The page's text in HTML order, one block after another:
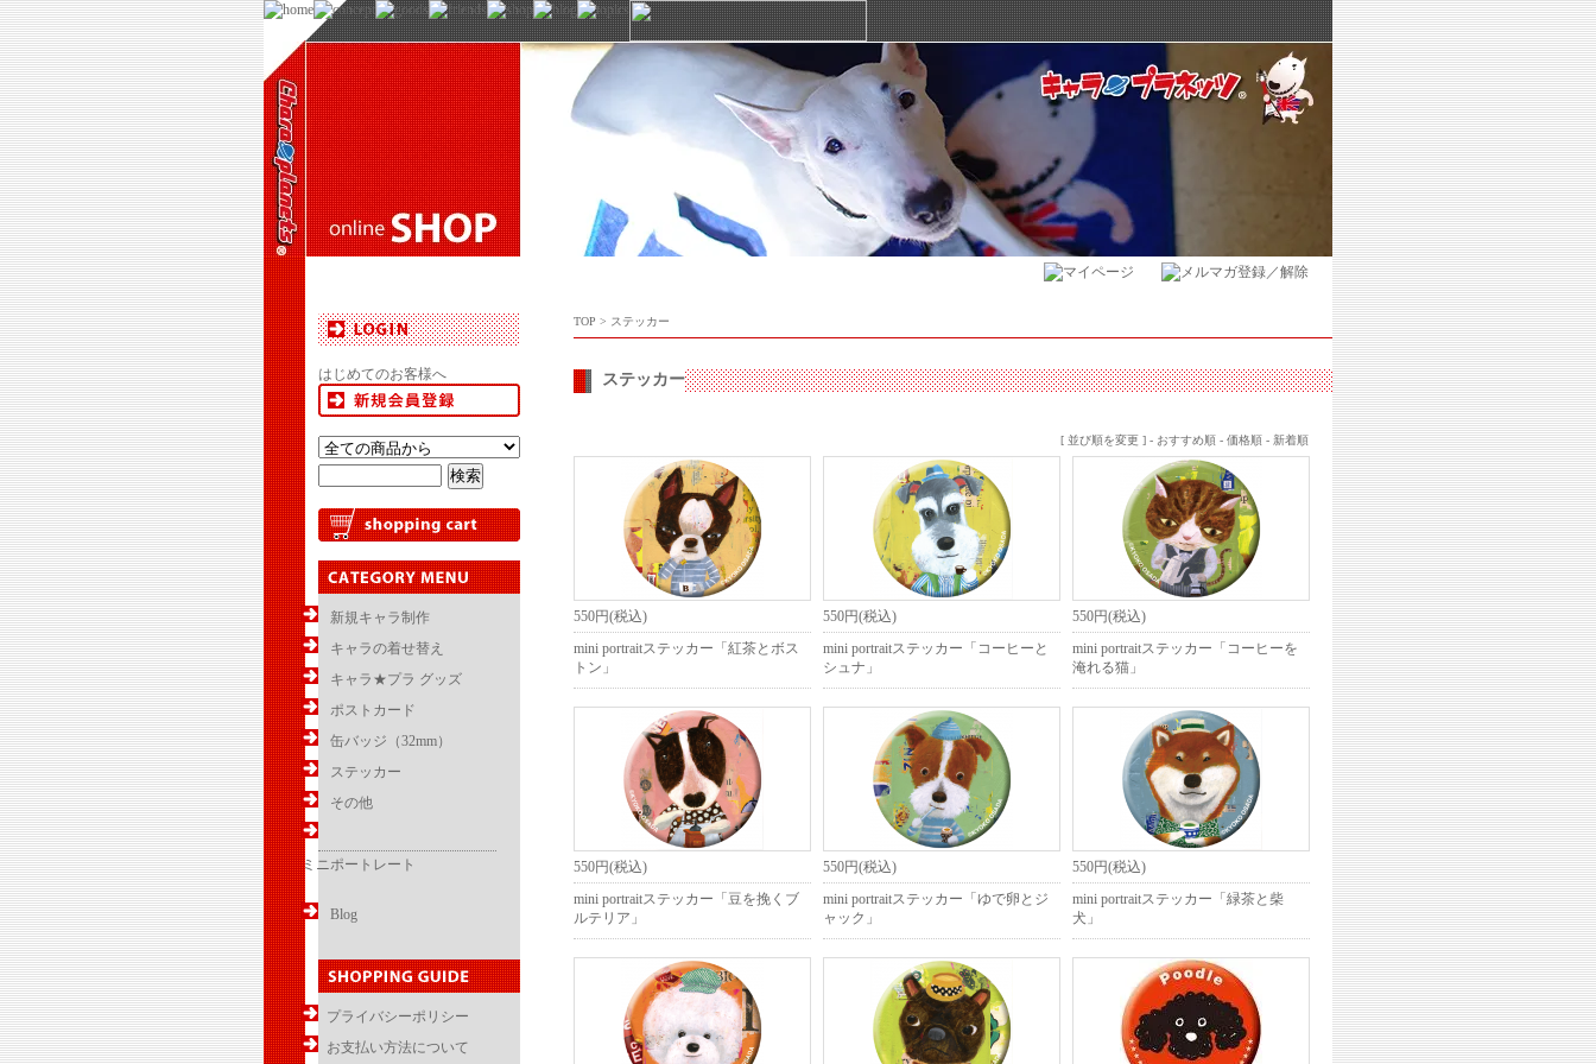
はじめてのお客様へ
新規キャラ制作
キャラの着せ替え
キャラ★プラ グッズ
ポストカード
缶バッジ（32mm）
ステッカー
その他
ミニポートレート
Blog
プライバシーポリシー
お支払い方法について
TOP > ステッカー
ステッカー
[ 並び順を変更 ] - おすすめ順 - 価格順 - 新着順
550円(税込)
mini portraitステッカー「紅茶とボス
トン」
550円(税込)
mini portraitステッカー「コーヒーと
シュナ」
550円(税込)
mini portraitステッカー「コーヒーを
淹れる猫」
550円(税込)
mini portraitステッカー「豆を挽くブ
ルテリア」
550円(税込)
mini portraitステッカー「ゆで卵とジ
ャック」
550円(税込)
mini portraitステッカー「緑茶と柴
犬」